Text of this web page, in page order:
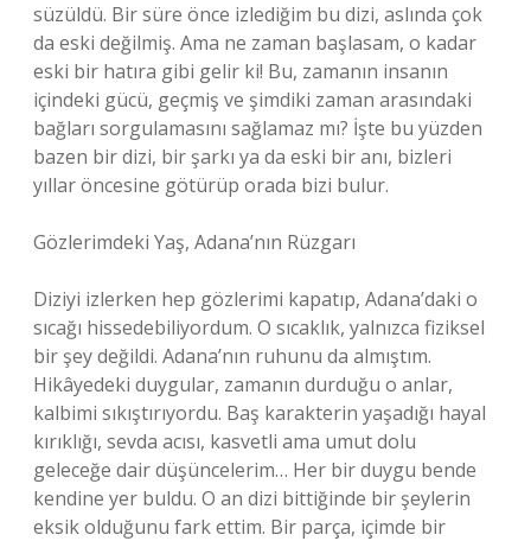
süzüldü. Bir süre önce izlediğim bu dizi, aslında çok
da eski değilmiş. Ama ne zaman başlasam, o kadar
eski bir hatıra gibi gelir ki! Bu, zamanın insanın
içindeki gücü, geçmiş ve şimdiki zaman arasındaki
bağları sorgulamasını sağlamaz mı? İşte bu yüzden
bazen bir dizi, bir şarkı ya da eski bir anı, bizleri
yıllar öncesine götürüp orada bizi bulur.
Gözlerimdeki Yaş, Adana’nın Rüzgarı
Diziyi izlerken hep gözlerimi kapatıp, Adana’daki o
sıcağı hissedebiliyordum. O sıcaklık, yalnızca fiziksel
bir şey değildi. Adana’nın ruhunu da almıştım.
Hikâyedeki duygular, zamanın durduğu o anlar,
kalbimi sıkıştırıyordu. Baş karakterin yaşadığı hayal
kırıklığı, sevda acısı, kasvetli ama umut dolu
geleceğe dair düşüncelerim… Her bir duygu bende
kendine yer buldu. O an dizi bittiğinde bir şeylerin
eksik olduğunu fark ettim. Bir parça, içimde bir